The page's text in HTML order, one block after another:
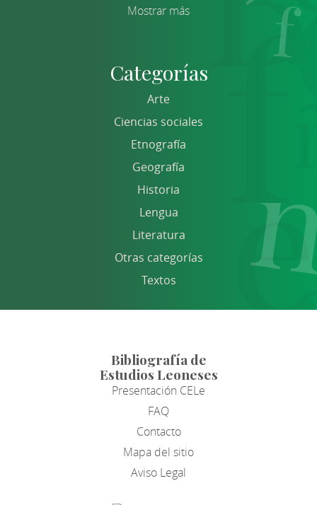
Mostrar más
Categorías
Arte
Ciencias sociales
Etnografía
Geografía
Historia
Lengua
Literatura
Otras categorías
Textos
Bibliografía de
Estudios Leoneses
Presentación CELe
FAQ
Contacto
Mapa del sitio
Aviso Legal